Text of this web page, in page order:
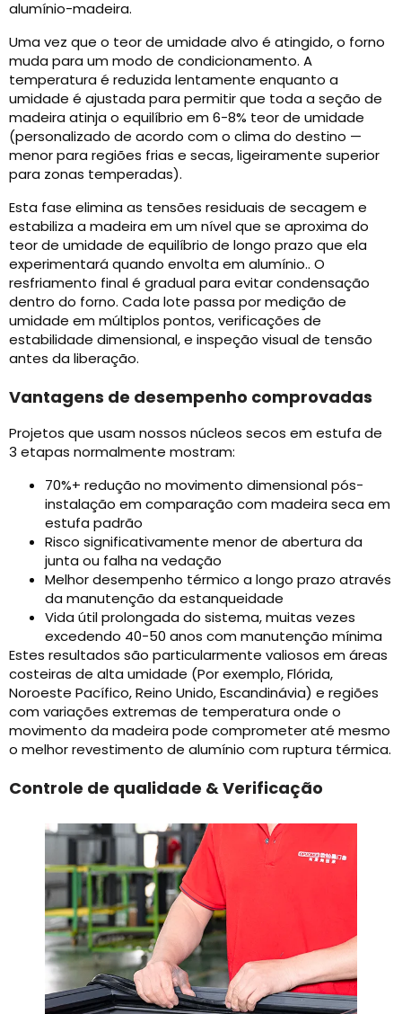
alumínio-madeira.
Uma vez que o teor de umidade alvo é atingido, o forno
muda para um modo de condicionamento. A
temperatura é reduzida lentamente enquanto a
umidade é ajustada para permitir que toda a seção de
madeira atinja o equilíbrio em 6-8% teor de umidade
(personalizado de acordo com o clima do destino —
menor para regiões frias e secas, ligeiramente superior
para zonas temperadas).
Esta fase elimina as tensões residuais de secagem e
estabiliza a madeira em um nível que se aproxima do
teor de umidade de equilíbrio de longo prazo que ela
experimentará quando envolta em alumínio.. O
resfriamento final é gradual para evitar condensação
dentro do forno. Cada lote passa por medição de
umidade em múltiplos pontos, verificações de
estabilidade dimensional, e inspeção visual de tensão
antes da liberação.
Vantagens de desempenho comprovadas
Projetos que usam nossos núcleos secos em estufa de
3 etapas normalmente mostram:
70%+ redução no movimento dimensional pós-
instalação em comparação com madeira seca em
estufa padrão
Risco significativamente menor de abertura da
junta ou falha na vedação
Melhor desempenho térmico a longo prazo através
da manutenção da estanqueidade
Vida útil prolongada do sistema, muitas vezes
excedendo 40-50 anos com manutenção mínima
Estes resultados são particularmente valiosos em áreas
costeiras de alta umidade (Por exemplo, Flórida,
Noroeste Pacífico, Reino Unido, Escandinávia) e regiões
com variações extremas de temperatura onde o
movimento da madeira pode comprometer até mesmo
o melhor revestimento de alumínio com ruptura térmica.
Controle de qualidade & Verificação